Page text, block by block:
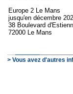
Europe 2 Le Mans
jusqu'en décembre
38 Boulevard
72000 Le Mans
> Vous avez d'autres